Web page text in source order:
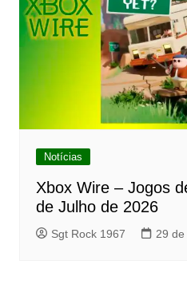
Notícias
Xbox Wire – Jogos
de Julho de 2026
Sgt Rock 1967 29